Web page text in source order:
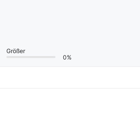
Größer
0%